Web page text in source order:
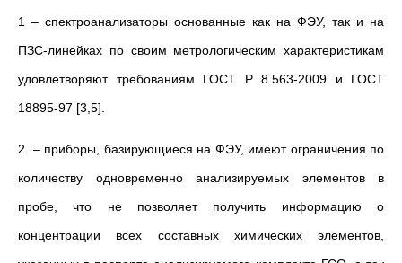
1 – спектроанализаторы основанные как на ФЭУ, так и на
ПЗС-линейках по своим метрологическим характеристикам
удовлетворяют требованиям ГОСТ Р 8.563-2009 и ГОСТ
18895-97 [3,5].
2 – приборы, базирующиеся на ФЭУ, имеют ограничения по
количеству одновременно анализируемых элементов в
пробе, что не позволяет получить информацию о
концентрации всех составных химических элементов,